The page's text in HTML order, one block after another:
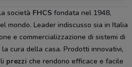
società FHCS fondata nel 1948,
mondo. Leader indiscusso sia in Italia
e commercializzazione di sistemi di
cura della casa. Prodotti innovativi,
prezzi che rendono efficace e facile